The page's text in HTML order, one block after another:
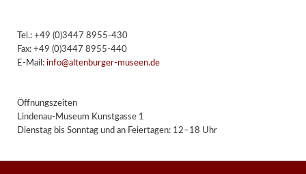
Tel.: +49 (0)3447 8955-430
Fax: +49 (0)3447 8955-440
E-Mail: info@altenburger-museen.de
Öffnungszeiten
Lindenau-Museum Kunstgasse 1
Dienstag bis Sonntag und an Feiertagen: 12–18 Uhr